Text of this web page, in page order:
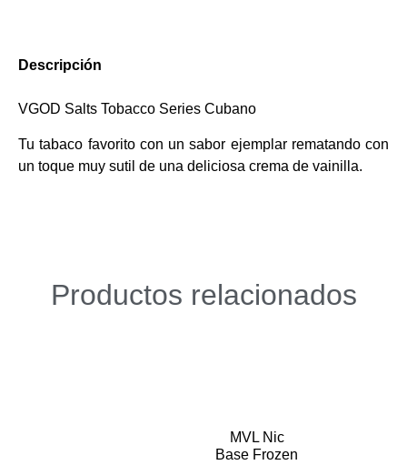
Descripción
VGOD Salts Tobacco Series Cubano
Tu tabaco favorito con un sabor ejemplar rematando con
un toque muy sutil de una deliciosa crema de vainilla.
Productos relacionados
MVL Nic
Base Frozen